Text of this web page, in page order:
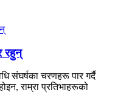
रहुन्
संघर्षका चरणहरू पार गर्दै
राम्रा प्रतिभाहरूको